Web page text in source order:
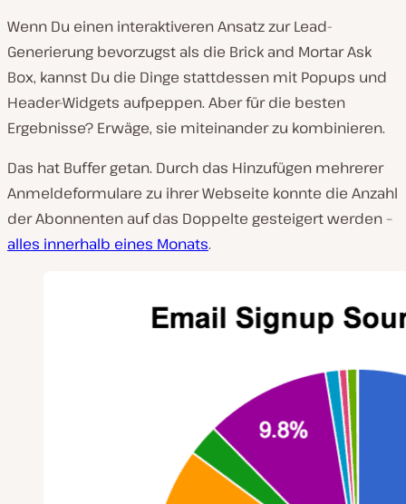
Wenn Du einen interaktiveren Ansatz zur Lead-
Generierung bevorzugst als die Brick and Mortar Ask
Box, kannst Du die Dinge stattdessen mit Popups und
Header-Widgets aufpeppen. Aber für die besten
Ergebnisse? Erwäge, sie miteinander zu kombinieren.
Das hat Buffer getan. Durch das Hinzufügen mehrerer
Anmeldeformulare zu ihrer Webseite konnte die Anzahl
der Abonnenten auf das Doppelte gesteigert werden –
alles innerhalb eines Monats.